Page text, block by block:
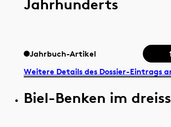
Jahrhunderts
Jahrbuch-Artikel
Weitere Details des Dossier-Eintrags
Biel-Benken im